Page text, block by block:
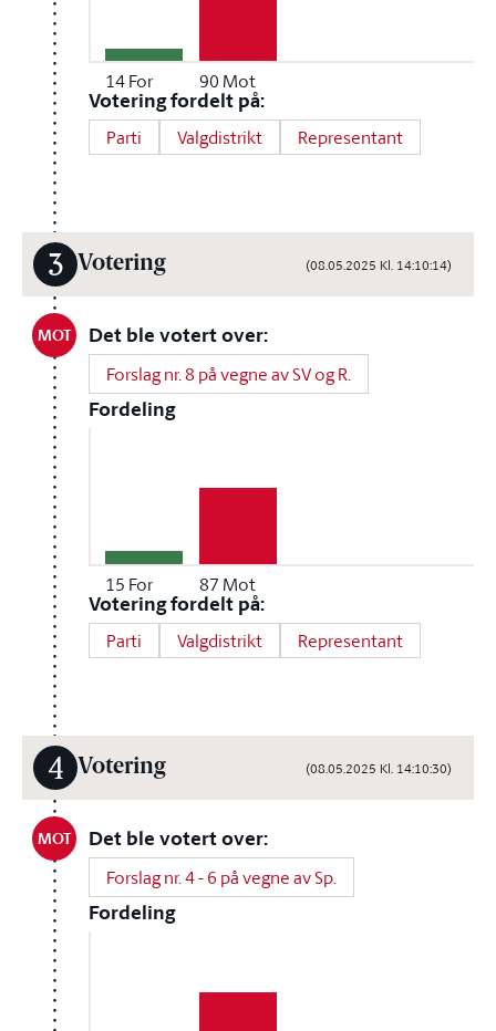
14For 90 Mot
Votering fordelt på:
Parti Valgdistrikt Representant
3 Votering (08.05.2025 Kl. 14:10:14)
MOT Det ble votert over:
Forslag nr. 8 på vegne av SV og R.
Fordeling
15 For 87 Mot
Votering fordelt på:
Parti Valgdistrikt Representant
4 Votering (08.05.2025 Kl. 14:10:30)
MOT Det ble votert over:
Forslag nr. 4 - 6 på vegne av Sp.
Fordeling